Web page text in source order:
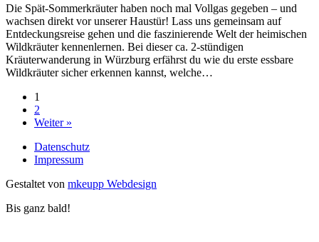
Die Spät-Sommerkräuter haben noch mal Vollgas gegeben – und
wachsen direkt vor unserer Haustür! Lass uns gemeinsam auf
Entdeckungsreise gehen und die faszinierende Welt der heimischen
Wildkräuter kennenlernen. Bei dieser ca. 2-stündigen
Kräuterwanderung in Würzburg erfährst du wie du erste essbare
Wildkräuter sicher erkennen kannst, welche…
1
2
Weiter »
Datenschutz
Impressum
Gestaltet von mkeupp Webdesign
Bis ganz bald!